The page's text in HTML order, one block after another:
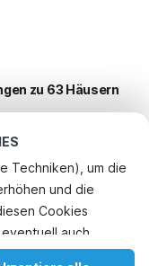
Techniken), um die
und die
Cookies
auch
Ihren
zu 63 Häusern
den Urlaub